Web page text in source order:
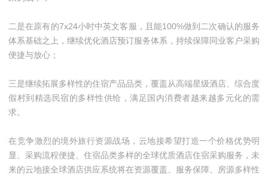
二是在原有的7x24小时中英文客服，且能100%做到二次确认的服务
体系基础之上，继续优化酒店预订服务体系，持续保障同业客户采购
便捷与放心；
三是继续拓展多样性的住宿产品品类，覆盖从高端星级酒店、综合度
假村到精选民宿的多样性供给，满足国内消费者越来越多元化的需
求。
在竞争激烈的境外旅行资源战场，云地接希望打造一个价格优势明
显、采购流程便捷、住宿品类多样的全球优质酒店住宿采购服务，未
来的云地接全球酒店供应系统将在资源覆盖、服务保障、房源多样性